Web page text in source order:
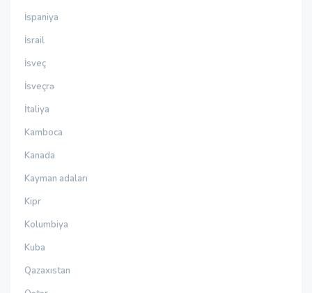
İspaniya
İsrail
İsveç
İsveçrə
İtaliya
Kamboca
Kanada
Kayman adaları
Kipr
Kolumbiya
Kuba
Qazaxıstan